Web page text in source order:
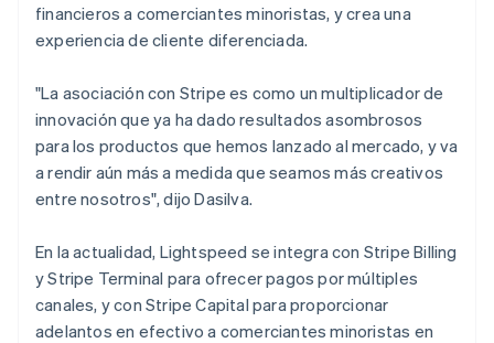
financieros a comerciantes minoristas, y crea una
experiencia de cliente diferenciada.
"La asociación con Stripe es como un multiplicador de
innovación que ya ha dado resultados asombrosos
para los productos que hemos lanzado al mercado, y va
a rendir aún más a medida que seamos más creativos
entre nosotros", dijo Dasilva.
En la actualidad, Lightspeed se integra con Stripe Billing
y Stripe Terminal para ofrecer pagos por múltiples
canales, y con Stripe Capital para proporcionar
adelantos en efectivo a comerciantes minoristas en